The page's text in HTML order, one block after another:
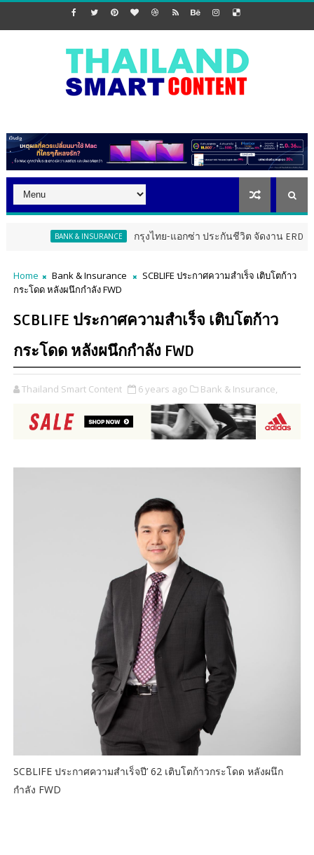
BANK & INSURANCE กรุงไทย-แอกซ่า ประกันชีวิต จัดงาน ERD Special
Home Bank & Insurance
SCBLIFE ประกาศความสำเร็จ เติบโตก้าว
กระโดด หลังผนึกกำลัง FWD
SCBLIFE ประกาศความสำเร็จ เติบโตก้าว
กระโดด หลังผนึกกำลัง FWD
Thailand Smart Content 6 years ago Bank & Insurance,
SCBLIFE ประกาศความสำเร็จปี’ 62 เติบโตก้าวกระโดด หลังผนึก
กำลัง FWD